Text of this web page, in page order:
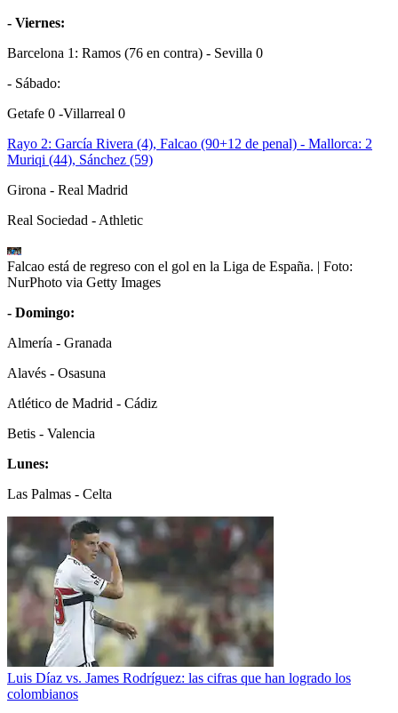
- Viernes:
Barcelona 1: Ramos (76 en contra) - Sevilla 0
- Sábado:
Getafe 0 -Villarreal 0
Rayo 2: García Rivera (4), Falcao (90+12 de penal) - Mallorca: 2
Muriqi (44), Sánchez (59)
Girona - Real Madrid
Real Sociedad - Athletic
Falcao está de regreso con el gol en la Liga de España. | Foto:
NurPhoto via Getty Images
- Domingo:
Almería - Granada
Alavés - Osasuna
Atlético de Madrid - Cádiz
Betis - Valencia
Lunes:
Las Palmas - Celta
Luis Díaz vs. James Rodríguez: las cifras que han logrado los
colombianos